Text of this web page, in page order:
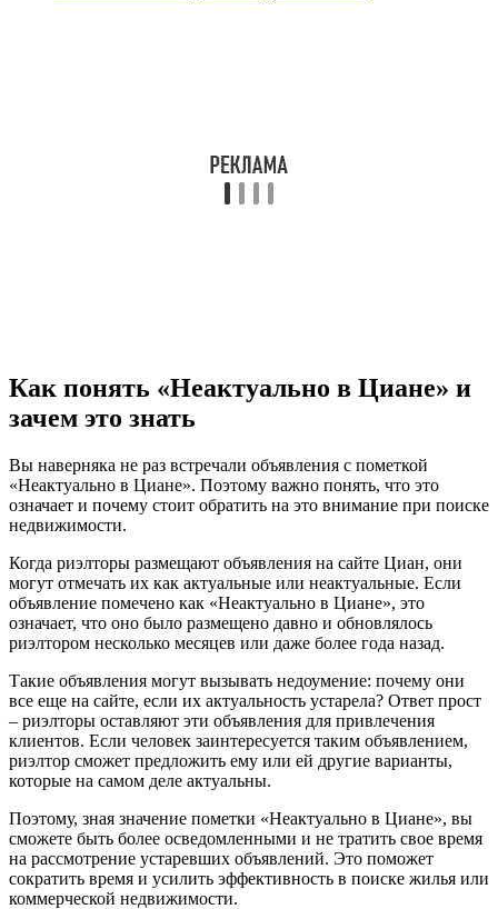
Как понять «Неактуально в Циане» и
зачем это знать
Вы наверняка не раз встречали объявления с пометкой
«Неактуально в Циане». Поэтому важно понять, что это
означает и почему стоит обратить на это внимание при поиске
недвижимости.
Когда риэлторы размещают объявления на сайте Циан, они
могут отмечать их как актуальные или неактуальные. Если
объявление помечено как «Неактуально в Циане», это
означает, что оно было размещено давно и обновлялось
риэлтором несколько месяцев или даже более года назад.
Такие объявления могут вызывать недоумение: почему они
все еще на сайте, если их актуальность устарела? Ответ прост
– риэлторы оставляют эти объявления для привлечения
клиентов. Если человек заинтересуется таким объявлением,
риэлтор сможет предложить ему или ей другие варианты,
которые на самом деле актуальны.
Поэтому, зная значение пометки «Неактуально в Циане», вы
сможете быть более осведомленными и не тратить свое время
на рассмотрение устаревших объявлений. Это поможет
сократить время и усилить эффективность в поиске жилья или
коммерческой недвижимости.